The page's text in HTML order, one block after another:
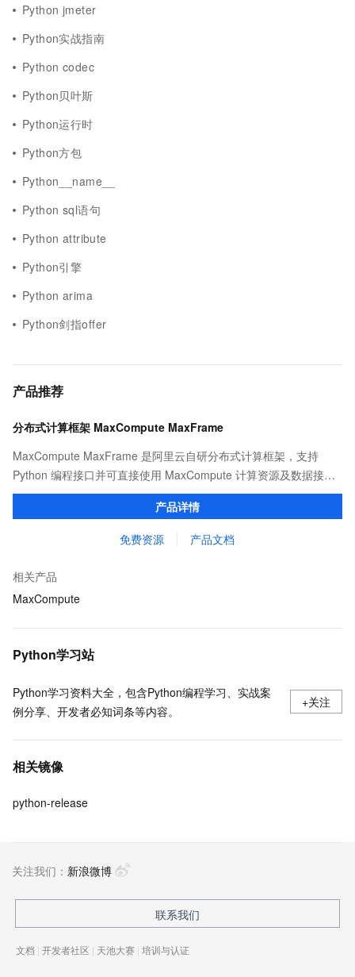
Python jmeter
Python实战指南
Python codec
Python贝叶斯
Python运行时
Python方包
Python__name__
Python sql语句
Python attribute
Python引擎
Python arima
Python剑指offer
产品推荐
分布式计算框架 MaxCompute MaxFrame
MaxCompute MaxFrame 是阿里云自研分布式计算框架，支持
Python 编程接口并可直接使用 MaxCompute 计算资源及数据接
口，与 MaxCompute Notebook、镜像管理等功能共同构成
MaxCompute 完整 Python 开发生态。
产品详情
免费资源 产品文档
相关产品
MaxCompute
Python学习站
Python学习资料大全，包含Python编程学习、实战案
例分享、开发者必知词条等内容。
+关注
相关镜像
python-release
关注我们： 新浪微博
联系我们
文档 | 开发者社区 | 天池大赛 | 培训与认证